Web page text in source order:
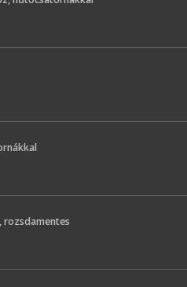
rozsdamentes